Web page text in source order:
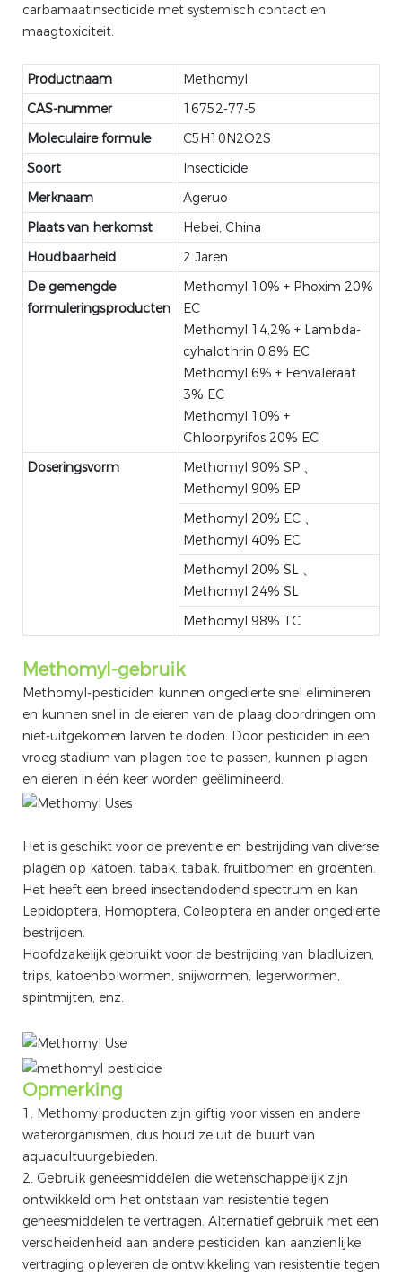
carbamaatinsecticide met systemisch contact en
maagtoxiciteit.
Productnaam
Methomyl
CAS-nummer
16752-77-5
Moleculaire formule
C5H10N2O2S
Soort
Insecticide
Merknaam
Ageruo
Plaats van herkomst
Hebei, China
Houdbaarheid
2 Jaren
De gemengde
formuleringsproducten
Methomyl 10% + Phoxim 20%
EC
Methomyl 14,2% + Lambda-
cyhalothrin 0,8% EC
Methomyl 6% + Fenvaleraat
3% EC
Methomyl 10% +
Chloorpyrifos 20% EC
Doseringsvorm
Methomyl 90% SP 、
Methomyl 90% EP
Methomyl 20% EC 、
Methomyl 40% EC
Methomyl 20% SL 、
Methomyl 24% SL
Methomyl 98% TC
Methomyl-gebruik
Methomyl-pesticiden kunnen ongedierte snel elimineren
en kunnen snel in de eieren van de plaag doordringen om
niet-uitgekomen larven te doden. Door pesticiden in een
vroeg stadium van plagen toe te passen, kunnen plagen
en eieren in één keer worden geëlimineerd.
Het is geschikt voor de preventie en bestrijding van diverse
plagen op katoen, tabak, tabak, fruitbomen en groenten.
Het heeft een breed insectendodend spectrum en kan
Lepidoptera, Homoptera, Coleoptera en ander ongedierte
bestrijden.
Hoofdzakelijk gebruikt voor de bestrijding van bladluizen,
trips, katoenbolwormen, snijwormen, legerwormen,
spintmijten, enz.
Opmerking
1. Methomylproducten zijn giftig voor vissen en andere
waterorganismen, dus houd ze uit de buurt van
aquacultuurgebieden.
2. Gebruik geneesmiddelen die wetenschappelijk zijn
ontwikkeld om het ontstaan ​​van resistentie tegen
geneesmiddelen te vertragen. Alternatief gebruik met een
verscheidenheid aan andere pesticiden kan aanzienlijke
vertraging opleveren de ontwikkeling van resistentie tegen